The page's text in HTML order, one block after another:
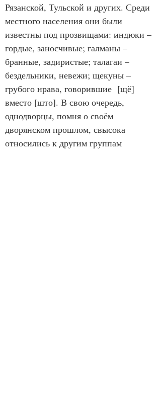
Рязанской, Тульской и других. Среди
местного населения они были
известны под прозвищами: индюки –
гордые, заносчивые; галманы –
бранные, задиристые; талагаи –
бездельники, невежи; щекуны –
грубого нрава, говорившие  [щё]
вместо [што]. В свою очередь,
однодворцы, помня о своём
дворянском прошлом, свысока
относились к другим группам